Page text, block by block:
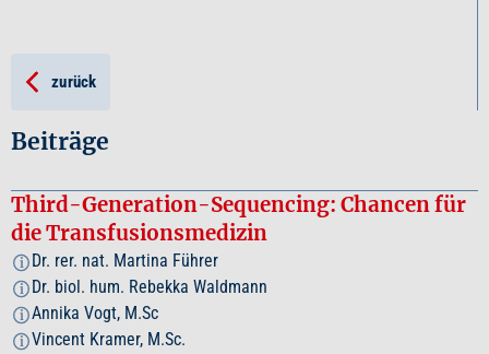
zurück
Beiträge
Third-Generation-Sequencing: Chancen für
die Transfusionsmedizin
i Dr. rer. nat. Martina Führer
i Dr. biol. hum. Rebekka Waldmann
i Annika Vogt, M.Sc
i Vincent Kramer, M.Sc.